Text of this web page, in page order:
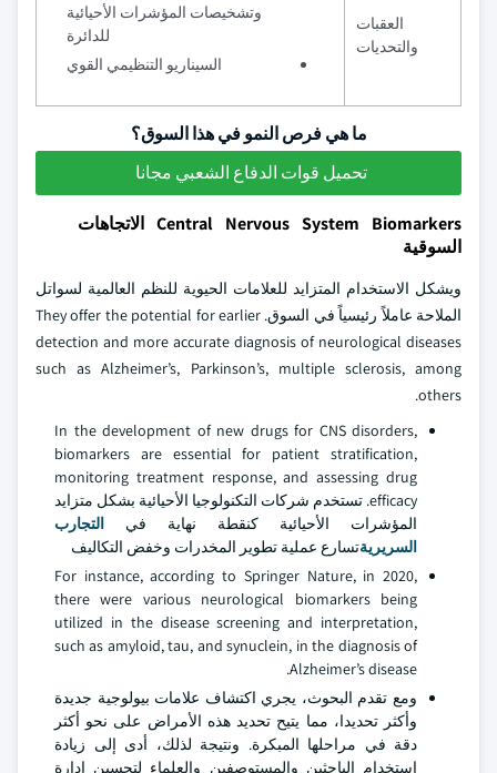
العقبات
والتحديات
وتشخيصات المؤشرات الأحيائية
للدائرة
السيناريو التنظيمي القوي
ما هي فرص النمو في هذا السوق؟
تحميل قوات الدفاع الشعبي مجانا
Central Nervous System Biomarkers الاتجاهات
السوقية
ويشكل الاستخدام المتزايد للعلامات الحيوية للنظم العالمية لسواتل
الملاحة عاملاً رئيسياً في السوق. They offer the potential for earlier
detection and more accurate diagnosis of neurological diseases
such as Alzheimer’s, Parkinson’s, multiple sclerosis, among
others.
In the development of new drugs for CNS disorders,
biomarkers are essential for patient stratification,
monitoring treatment response, and assessing drug
efficacy. تستخدم شركات التكنولوجيا الأحيائية بشكل متزايد
المؤشرات الأحيائية كنقطة نهاية في التجارب
السريريةتسارع عملية تطوير المخدرات وخفض التكاليف
For instance, according to Springer Nature, in 2020,
there were various neurological biomarkers being
utilized in the disease screening and interpretation,
such as amyloid, tau, and synuclein, in the diagnosis of
Alzheimer’s disease.
ومع تقدم البحوث، يجري اكتشاف علامات بيولوجية جديدة
وأكثر تحديدا، مما يتيح تحديد هذه الأمراض على نحو أكثر
دقة في مراحلها المبكرة. ونتيجة لذلك، أدى إلى زيادة
استخدام الباحثين والمستوصفين والعلماء لتحسين إدارة